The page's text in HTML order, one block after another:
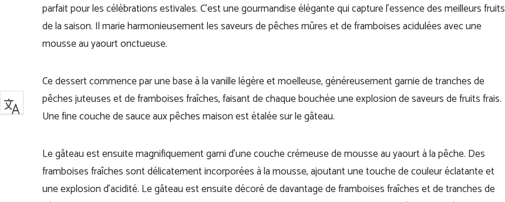
parfait pour les célébrations estivales. C’est une gourmandise élégante qui capture l’essence des meilleurs fruits
de la saison. Il marie harmonieusement les saveurs de pêches mûres et de framboises acidulées avec une
mousse au yaourt onctueuse.
Ce dessert commence par une base à la vanille légère et moelleuse, généreusement garnie de tranches de
pêches juteuses et de framboises fraîches, faisant de chaque bouchée une explosion de saveurs de fruits frais.
Une fine couche de sauce aux pêches maison est étalée sur le gâteau.
Le gâteau est ensuite magnifiquement garni d’une couche crémeuse de mousse au yaourt à la pêche. Des
framboises fraîches sont délicatement incorporées à la mousse, ajoutant une touche de couleur éclatante et
une explosion d’acidité. Le gâteau est ensuite décoré de davantage de framboises fraîches et de tranches de